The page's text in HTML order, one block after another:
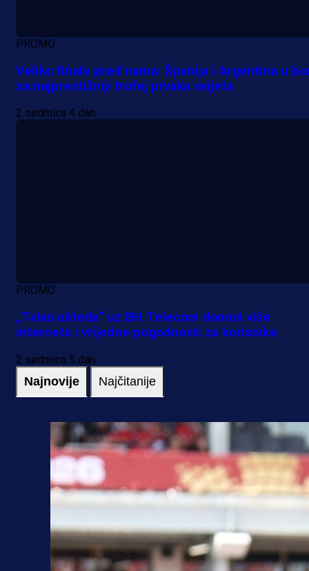
PROMO
Veliko finale pred nama: Španija i Argentina u
za najprestižniji trofej prvaka svijeta
2 sedmica 4 dan
PROMO
„Talas ušteda“ uz BH Telecom donosi više
interneta i vrijedne pogodnosti za korisnike
2 sedmica 5 dan
Najnovije Najčitanije